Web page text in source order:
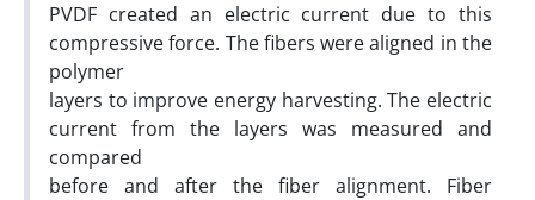
PVDF created an electric current due to this
compressive force. The fibers were aligned in the
polymer
layers to improve energy harvesting. The electric
current from the layers was measured and
compared
before and after the fiber alignment. Fiber